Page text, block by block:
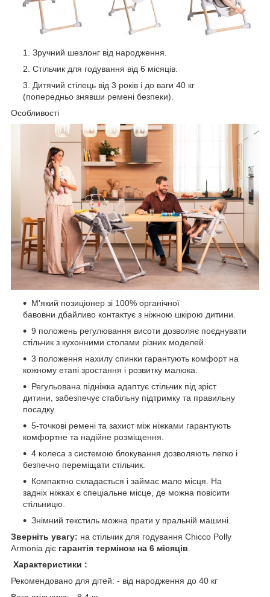
Зручний шезлонг від народження.
Стільчик для годування від 6 місяців.
Дитячий стілець від 3 років і до ваги 40 кг
(попередньо знявши ремені безпеки).
Особливості
М'який позиціонер зі 100% органічної
бавовни дбайливо контактує з ніжною шкірою дитини.
9 положень регулювання висоти дозволяє поєднувати
стільчик з кухонними столами різних моделей.
3 положення нахилу спинки гарантують комфорт на
кожному етапі зростання і розвитку малюка.
Регульована підніжка адаптує стільчик під зріст
дитини, забезпечує стабільну підтримку та правильну
посадку.
5-точкові ремені та захист між ніжками гарантують
комфортне та надійне розміщення.
4 колеса з системою блокування дозволяють легко і
безпечно переміщати стільчик.
Компактно складається і займає мало місця. На
задніх ніжках є спеціальне місце, де можна повісити
стільницю.
Знімний текстиль можна прати у пральній машині.
Зверніть увагу: на стільчик для годування Chicco Polly
Armonia діє гарантія терміном на 6 місяців
Характеристики :
Рекомендовано для дітей: - від народження до 40 кг